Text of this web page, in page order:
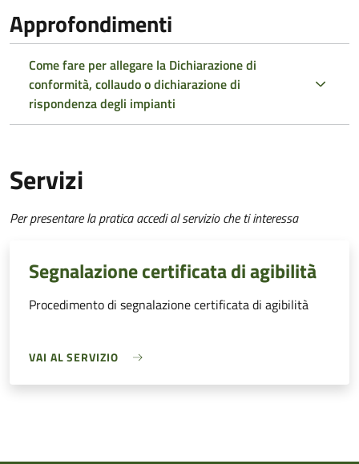
Approfondimenti
Come fare per allegare la Dichiarazione di
conformità, collaudo o dichiarazione di
rispondenza degli impianti
Servizi
Per presentare la pratica accedi al servizio che ti interessa
Segnalazione certificata di agibilità
Procedimento di segnalazione certificata di agibilità
VAI AL SERVIZIO